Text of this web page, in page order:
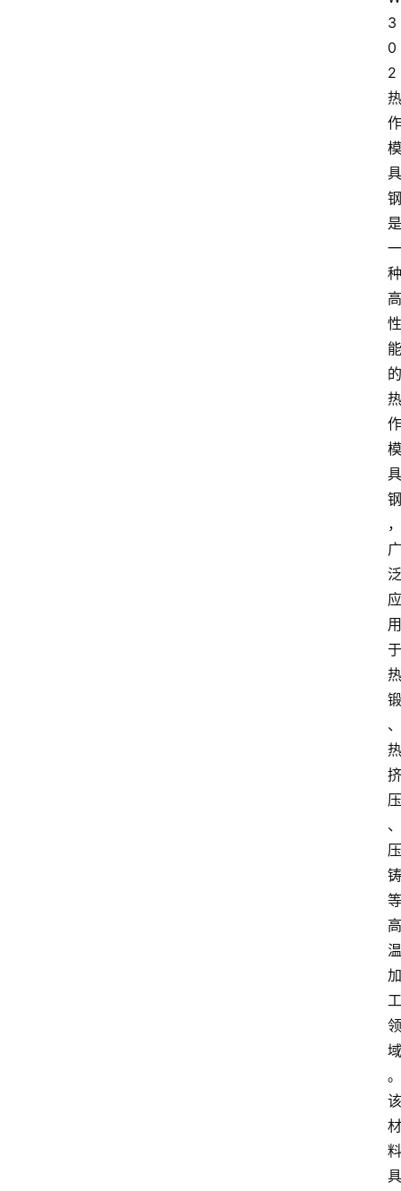
3
0
2
热
作
模
具
钢
是
一
种
高
性
能
的
热
作
模
具
钢
，
广
泛
应
用
于
热
锻
、
热
挤
压
、
压
铸
等
高
温
加
工
领
域
。
该
材
料
具